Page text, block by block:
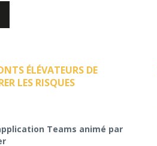
ÉLÉVATEURS DE
LES RISQUES
Teams animé par